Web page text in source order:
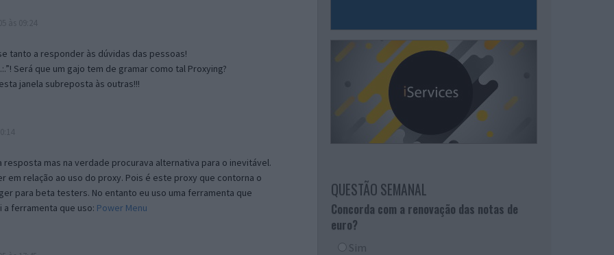
tanto a responder às dúvidas das pessoas!
Será que um gajo tem de gramar como tal Proxying?
janela subreposta às outras!!!
mas na verdade procurava alternativa para o inevitável.
em relação ao uso do proxy. Pois é este proxy que contorna o
para beta testers. No entanto eu uso uma ferramenta que
ferramenta que uso: Power Menu
QUESTÃO SEMANAL
Concorda com a renovação das notas de
euro?
Sim